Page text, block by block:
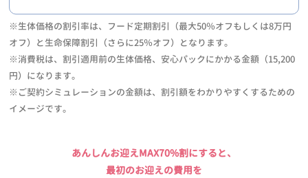
※生体価格の割引率は、フード定期割引（最大50％オフもしくは8万円
オフ）と生命保障割引（さらに25％オフ）となります。
※消費税は、割引適用前の生体価格、安心パックにかかる金額（15,200
円）になります。
※ご契約シミュレーションの金額は、割引額をわかりやすくするための
イメージです。
あんしんお迎えMAX70%割にすると、
最初のお迎えの費用を